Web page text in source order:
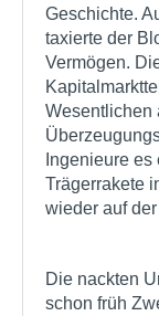
Geschichte.
taxierte der
Vermögen.
Wesentlichen
Ingenieure
Trägerrakete
wieder auf
Die nackten
schon früh